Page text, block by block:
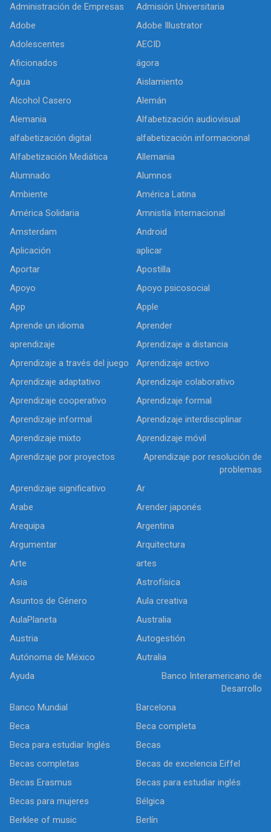
Administración de Empresas
Admisión Universitaria
Adobe
Adobe Illustrator
Adolescentes
AECID
Aficionados
ágora
Agua
Aislamiento
Alcohol Casero
Alemán
Alemania
Alfabetización audiovisual
alfabetización digital
alfabetización informacional
Alfabetización Mediática
Allemania
Alumnado
Alumnos
Ambiente
América Latina
América Solidaria
Amnistía Internacional
Amsterdam
Android
Aplicación
aplicar
Aportar
Apostilla
Apoyo
Apoyo psicosocial
App
Apple
Aprende un idioma
Aprender
aprendizaje
Aprendizaje a distancia
Aprendizaje a través del juego
Aprendizaje activo
Aprendizaje adaptativo
Aprendizaje colaborativo
Aprendizaje cooperativo
Aprendizaje formal
Aprendizaje informal
Aprendizaje interdisciplinar
Aprendizaje mixto
Aprendizaje móvil
Aprendizaje por proyectos
Aprendizaje por resolución de
problemas
Aprendizaje significativo
Ar
Arabe
Arender japonés
Arequipa
Argentina
Argumentar
Arquitectura
Arte
artes
Asia
Astrofísica
Asuntos de Género
Aula creativa
AulaPlaneta
Australia
Austria
Autogestión
Autónoma de México
Autralia
Ayuda
Banco Interamericano de
Desarrollo
Banco Mundial
Barcelona
Beca
Beca completa
Beca para estudiar Inglés
Becas
Becas completas
Becas de excelencia Eiffel
Becas Erasmus
Becas para estudiar inglés
Becas para mujeres
Bélgica
Berklee of music
Berlín